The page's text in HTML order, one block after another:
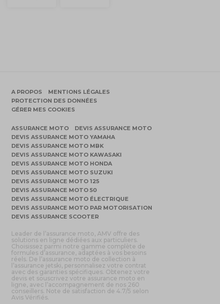
A PROPOS
MENTIONS LÉGALES
PROTECTION DES DONNÉES
GÉRER MES COOKIES
ASSURANCE MOTO
DEVIS ASSURANCE MOTO
DEVIS ASSURANCE MOTO YAMAHA
DEVIS ASSURANCE MOTO MBK
DEVIS ASSURANCE MOTO KAWASAKI
DEVIS ASSURANCE MOTO HONDA
DEVIS ASSURANCE MOTO SUZUKI
DEVIS ASSURANCE MOTO 125
DEVIS ASSURANCE MOTO 50
DEVIS ASSURANCE MOTO ÉLECTRIQUE
DEVIS ASSURANCE MOTO PAR MOTORISATION
DEVIS ASSURANCE SCOOTER
Leader de l’assurance moto, AMV offre des
solutions en ligne dédiées aux particuliers.
Choisissez parmi notre gamme complète de
formules d’assurance, adaptées à vos besoins
réels. De l’assurance moto de collection à
l’assurance jetski, personnalisez votre contrat
avec des garanties spécifiques. Obtenez votre
devis et souscrivez votre assurance moto en
ligne, avec l’accompagnement de nos 260
conseillers. Note de satisfaction de 4.7/5 selon
Avis Vérifiés.